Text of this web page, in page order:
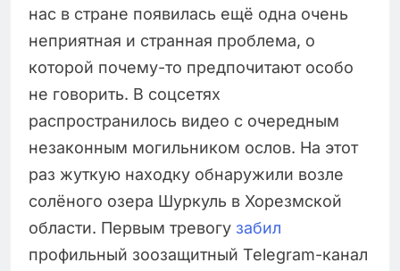
нас в стране появилась ещё одна очень
неприятная и странная проблема, о
которой почему-то предпочитают особо
не говорить. В соцсетях
распространилось видео с очередным
незаконным могильником ослов. На этот
раз жуткую находку обнаружили возле
солёного озера Шуркуль в Хорезмской
области. Первым тревогу забил
профильный зоозащитный Telegram-канал